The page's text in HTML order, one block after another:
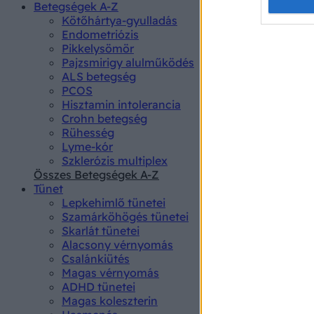
Betegségek A-Z
Kötőhártya-gyulladás
Endometriózis
Pikkelysömör
Pajzsmirigy alulműködés
ALS betegség
PCOS
Hisztamin intolerancia
Crohn betegség
Rühesség
Lyme-kór
Szklerózis multiplex
Összes Betegségek A-Z
Tünet
Lepkehimlő tünetei
Szamárköhögés tünetei
Skarlát tünetei
Alacsony vérnyomás
Csalánkiütés
Magas vérnyomás
ADHD tünetei
Magas koleszterin